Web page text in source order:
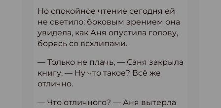
Но спокойное чтение сегодня ей
не светило: боковым зрением она
увидела, как Аня опустила голову,
борясь со всхлипами.
— Только не плачь, — Саня закрыла
книгу. — Ну что такое? Всё же
отлично.
— Что отличного? — Аня вытерла